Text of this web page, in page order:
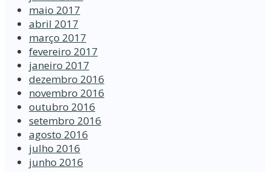
maio 2017
abril 2017
março 2017
fevereiro 2017
janeiro 2017
dezembro 2016
novembro 2016
outubro 2016
setembro 2016
agosto 2016
julho 2016
junho 2016